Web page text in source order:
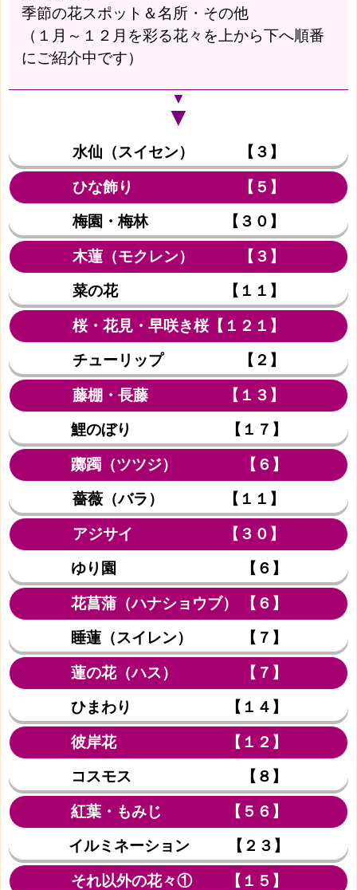
季節の花スポット＆名所・その他
（１月～１２月を彩る花々を上から下へ順番
にご紹介中です）
▼
▼
水仙（スイセン） 【３】
ひな飾り 【５】
梅園・梅林 【３０】
木蓮（モクレン） 【３】
菜の花 【１１】
桜・花見・早咲き桜【１２１】
チューリップ 【２】
藤棚・長藤 【１３】
鯉のぼり 【１７】
躑躅（ツツジ） 【６】
薔薇（バラ） 【１１】
アジサイ 【３０】
ゆり園 【６】
花菖蒲（ハナショウブ） 【６】
睡蓮（スイレン） 【７】
蓮の花（ハス） 【７】
ひまわり 【１４】
彼岸花 【１２】
コスモス 【８】
紅葉・もみじ 【５６】
イルミネーション 【２３】
それ以外の花々① 【１５】